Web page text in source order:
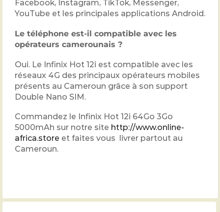
Facebook, Instagram, TikTok, Messenger,
YouTube et les principales applications Android.
Le téléphone est-il compatible avec les
opérateurs camerounais ?
Oui. Le Infinix Hot 12i est compatible avec les
réseaux 4G des principaux opérateurs mobiles
présents au Cameroun grâce à son support
Double Nano SIM.
Commandez le Infinix Hot 12i 64Go 3Go
5000mAh sur notre site http://www.online-
africa.store et faites vous livrer partout au
Cameroun.